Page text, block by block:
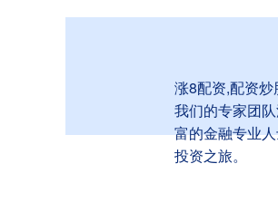
涨8配资,配资
我们的专家团
富的金融专业
投资之旅。